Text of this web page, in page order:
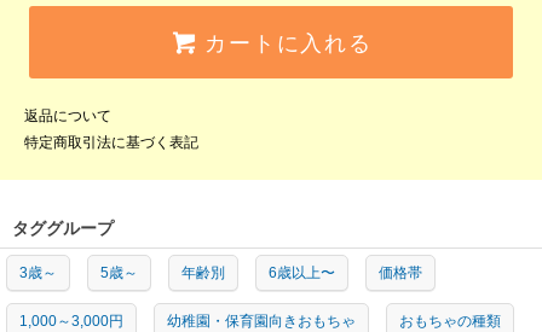
カートに入れる
返品について
特定商取引法に基づく表記
タググループ
3歳～ 5歳～ 年齢別 6歳以上〜 価格帯
1,000～3,000円 幼稚園・保育園向きおもちゃ おもちゃの種類